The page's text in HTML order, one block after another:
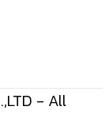
- All